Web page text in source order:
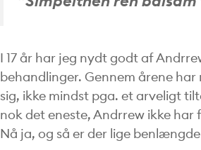
I 17 år har jeg nydt godt af
behandlinger. Gennem årene
sig, ikke mindst pga. et arveligt
nok det eneste, Andrrew ikke
Nå ja, og så er der lige